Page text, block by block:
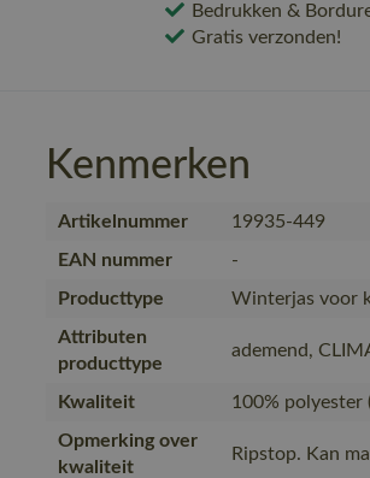
Bedrukken &
Gratis verzonden!
Kenmerken
Artikelnummer
19935-449
EAN nummer
-
Producttype
Winterjas voor
Attributen
producttype
ademend,
Kwaliteit
100% polyester
Opmerking over
kwaliteit
Ripstop. Kan